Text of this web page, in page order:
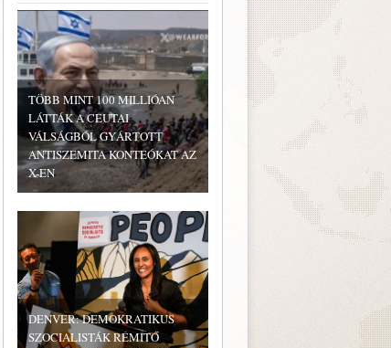
TÖBB MINT 100 MILLIÓAN
LÁTTÁK A CEUTAI
VÁLSÁGBÓL GYÁRTOTT
ANTISZEMITA KONTEÓKAT AZ
X-EN
DENVER: DEMOKRATIKUS
SZOCIALISTÁK RÉMÍTŐ